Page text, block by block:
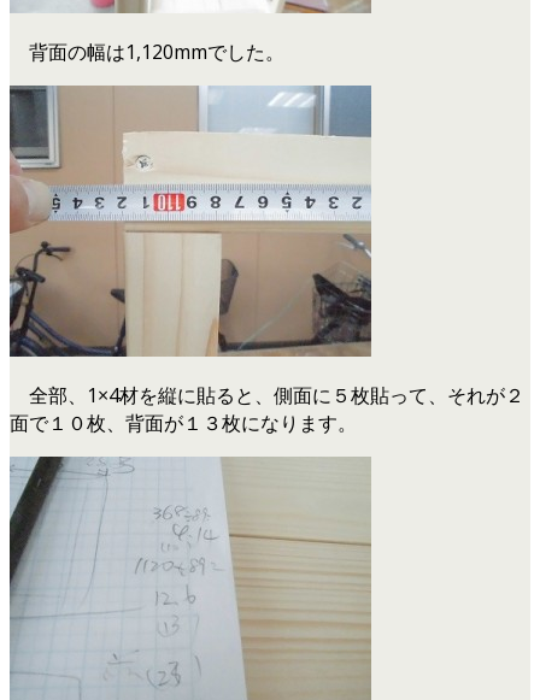
背面の幅は1,120mmでした。
全部、1×4材を縦に貼ると、側面に５枚貼って、それが２
面で１０枚、背面が１３枚になります。